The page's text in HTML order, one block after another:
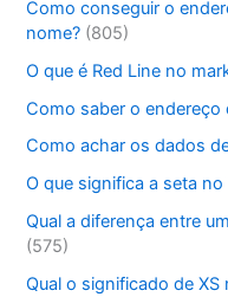
Como conseguir o
nome? (805)
O que é Red Line no
Como saber o endereço
Como achar os dados
O que significa a seta no
Qual a diferença entre
(575)
Qual o significado de XS